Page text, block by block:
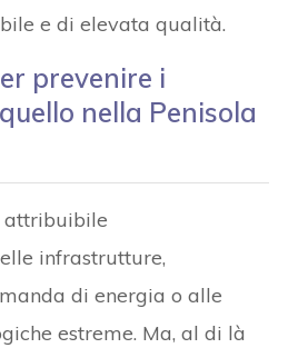
e di elevata qualità.
prevenire i
nella Penisola
attribuibile
infrastrutture,
di energia o alle
estreme. Ma, al di là